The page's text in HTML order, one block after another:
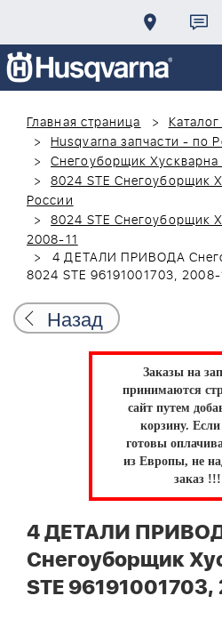
Главная страница
Husqvarna запчасти - по
Снегоуборщик
8024 STE Снегоуборщик
России
8024 STE Снегоуборщик
2008-11
4 ДЕТАЛИ ПРИВОДА
8024 STE 96191001703, 2008-
Назад
Заказы на
принимаются
сайт путем
корзину.
готовы
из Европы, не
заказ !!!
4 ДЕТАЛИ
Снегоуборщик
STE